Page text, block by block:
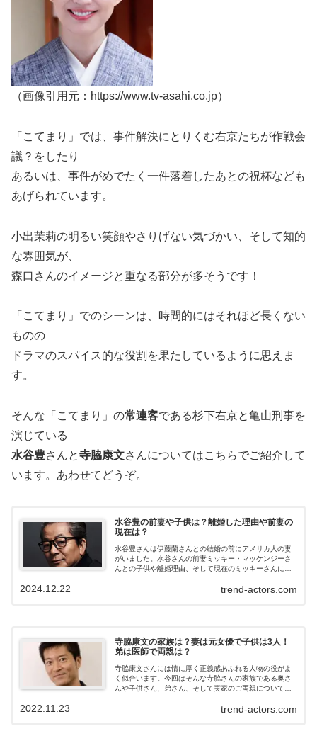
（画像引用元：https://www.tv-asahi.co.jp）
「こてまり」では、事件解決にとりくむ右京たちが作戦会
議？をしたり
あるいは、事件がめでたく一件落着したあとの祝杯なども
あげられています。
小出茉莉の明るい笑顔やさりげない気づかい、そして知的
な雰囲気が、
森口さんのイメージと重なる部分が多そうです！
「こてまり」でのシーンは、時間的にはそれほど長くない
ものの
ドラマのスパイス的な役割を果たしているように思えま
す。
そんな「こてまり」の常連客である杉下右京と亀山刑事を
演じている
水谷豊さんと寺脇康文さんについてはこちらでご紹介して
います。あわせてどうぞ。
水谷豊の前妻や子供は？離婚した理由や前妻の
現在は？
水谷豊さんは伊藤蘭さんとの結婚の前にアメリカ人の妻
がいました。水谷さんの前妻ミッキー・マッケンジーさ
んとの子供や離婚理由、そして現在のミッキーさんにつ
trend-actors.com
2024.12.22
寺脇康文の家族は？妻は元女優で子供は3人！
弟は医師で両親は？
寺脇康文さんには情に厚く正義感あふれる人物の役がよ
く似合います。今回はそんな寺脇さんの家族である奥さ
んや子供さん、弟さん、そして実家のご両親についての
trend-actors.com
2022.11.23